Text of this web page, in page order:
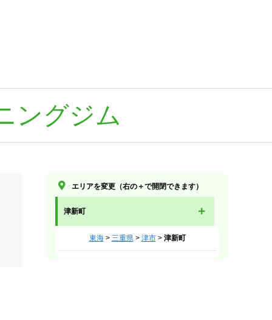
ングジム
エリアを変更（右の＋で開閉できます）
津新町
東海> 三重県> 津市> 津新町